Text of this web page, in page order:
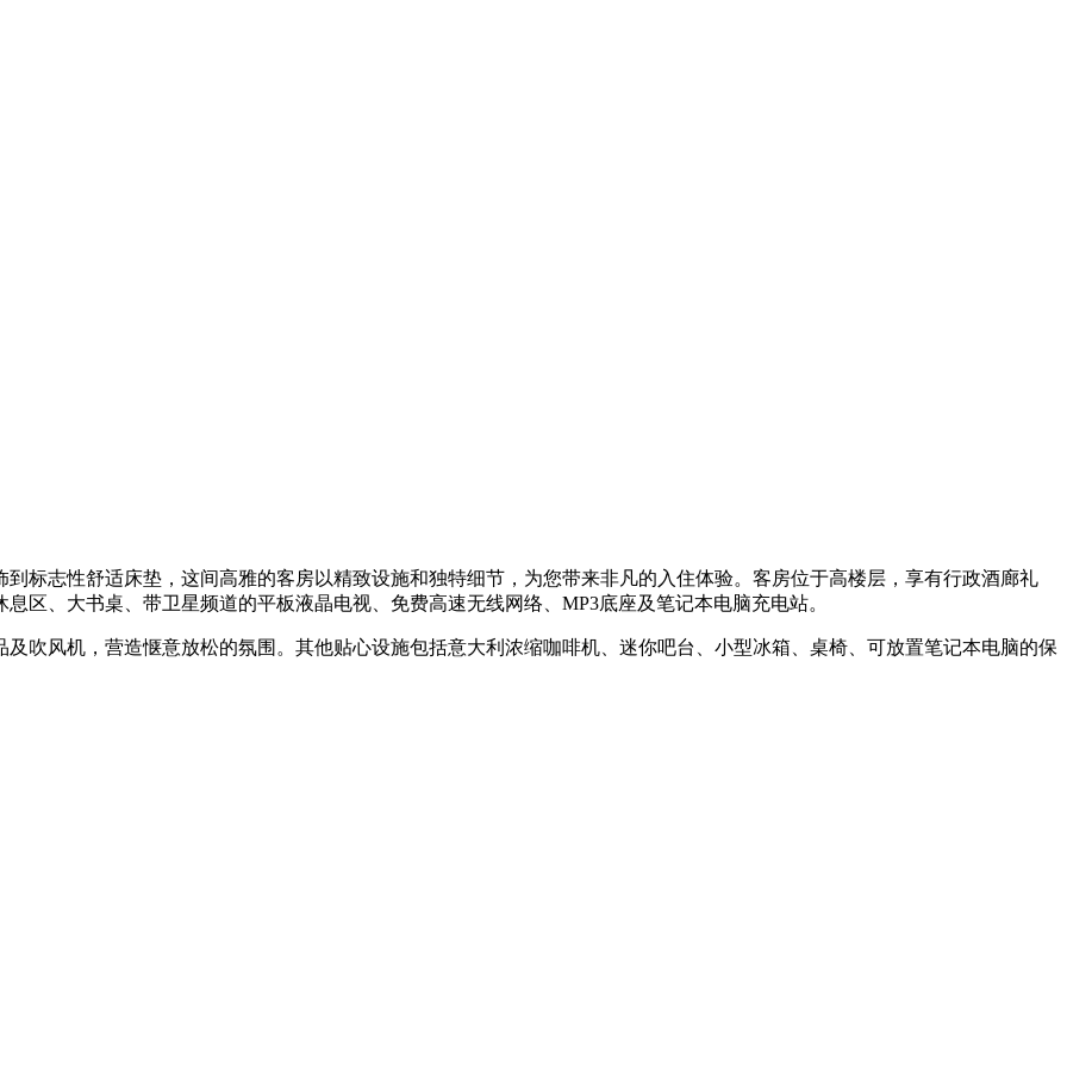
标志性舒适床垫，这间高雅的客房以精致设施和独特细节，为您带来非凡的入住体验。客房位于高楼层，享有行政酒廊礼
区、大书桌、带卫星频道的平板液晶电视、免费高速无线网络、MP3底座及笔记本电脑充电站。
吹风机，营造惬意放松的氛围。其他贴心设施包括意大利浓缩咖啡机、迷你吧台、小型冰箱、桌椅、可放置笔记本电脑的保